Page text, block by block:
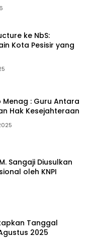
ke NbS:
Kota Pesisir yang
: Guru Antara
Hak Kesejahteraan
Sangaji Diusulkan
oleh KNPI
Tanggal
2025